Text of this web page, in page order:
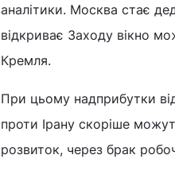
аналітики. Москва стає
відкриває Заходу вікно
Кремля.
При цьому надприбутки
проти Ірану скоріше
розвиток, через брак